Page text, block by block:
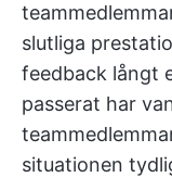
slutliga
feedback långt
passerat har
situationen